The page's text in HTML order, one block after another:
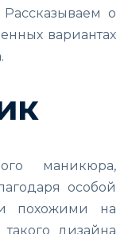
Рассказываем о
вариантах
маникюра,
особой
похожими на
дизайна